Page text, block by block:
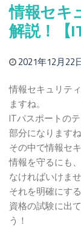
情報セキ
解説！【
2021年12月22
情報セキュリテ
ますね。
ITパスポートの
部分になりますね
その中で情報セ
情報を守るにも
なければいけませ
それを明確にす
資格の試験に出
う！